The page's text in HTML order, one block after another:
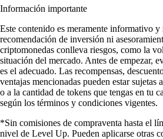
Información importante
Este contenido es meramente informativo y
recomendación de inversión ni
criptomonedas conlleva riesgos, como la
situación del mercado. Antes de empezar,
es el adecuado. Las recompensas,
ventajas mencionadas pueden estar sujetas
o a la cantidad de tokens que tengas en tu
según los términos y condiciones vigentes.
*Sin comisiones de compraventa hasta el
nivel de Level Up. Pueden aplicarse otras